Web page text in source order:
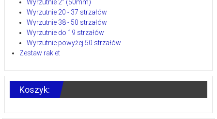
Wyrzutnie 2" (50mm)
Wyrzutnie 20 - 37 strzałów
Wyrzutnie 38 - 50 strzałów
Wyrzutnie do 19 strzałów
Wyrzutnie powyżej 50 strzałów
Zestaw rakiet
Koszyk: